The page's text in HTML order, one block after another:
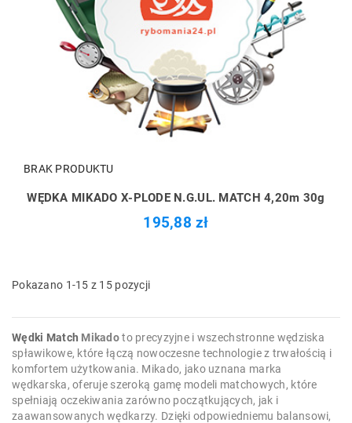
BRAK PRODUKTU
WĘDKA MIKADO X-PLODE N.G.UL. MATCH 4,20m 30g
195,88 zł
Pokazano 1-15 z 15 pozycji
Wędki Match Mikadoto precyzyjne i wszechstronne wędziska
spławikowe, które łączą nowoczesne technologie z trwałością i
komfortem użytkowania. Mikado, jako uznana marka
wędkarska, oferuje szeroką gamę modeli matchowych, które
spełniają oczekiwania zarówno początkujących, jak i
zaawansowanych wędkarzy. Dzięki odpowiedniemu balansowi,